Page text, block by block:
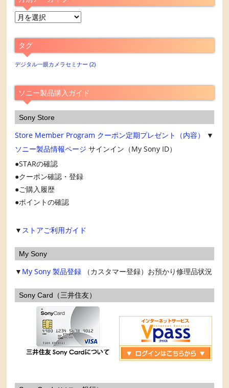
月
ア
ー
カ
ブ
タグ
デジタル一眼カメラセミナー (2)
ソニー製品購入ガイド
Sony Store
Store Member Program クーポン定期プレゼント（内容）
▼
ソニー製品情報ページ サインイン（My Sony ID）
STARの確認
クーポン確認・登録
ご購入履歴
ポイントの確認
▼ ストアご利用ガイド
My Sony
▼ My Sony 製品登録 （カスタマー登録）お預かり修理品状況
Sony Card（三井住友）